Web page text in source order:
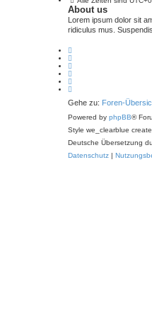
About us
Lorem ipsum dolor sit
ridiculus mus.
Gehe zu: Foren-
Powered by phpBB®
Style we_clearblue
Deutsche Übersetzung
Datenschutz |